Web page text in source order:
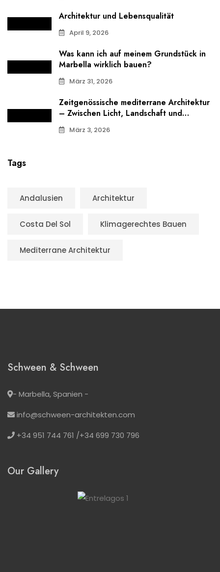
Architektur und Lebensqualität
April 9, 2026
Was kann ich auf meinem Grundstück in
Marbella wirklich bauen?
März 31, 2026
Zeitgenössische mediterrane Architektur
– Zwischen Licht, Landschaft und
Proportion
März 3, 2026
Tags
Andalusien Architektur
Costa Del Sol Klimagerechtes Bauen
Mediterrane Architektur
Schween & Schween
- Marbella, Spanien -
info@schween-architekten.com
+34 951 744 761 /+34 699 730 796
Our Gallery